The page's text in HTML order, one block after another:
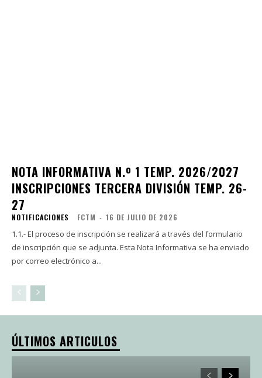
NOTA INFORMATIVA N.º 1 TEMP. 2026/2027
INSCRIPCIONES TERCERA DIVISIÓN TEMP. 26-
27
NOTIFICACIONES FCTM - 16 DE JULIO DE 2026
1.1.- El proceso de inscripción se realizará a través del formulario
de inscripción que se adjunta. Esta Nota Informativa se ha enviado
por correo electrónico a...
ÚLTIMOS ARTICULOS